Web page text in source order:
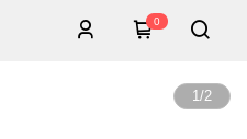
0
1/2